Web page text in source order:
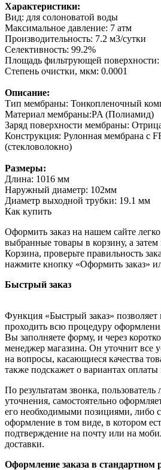
Характеристики:
Вид: для солоноватой воды
Максимальное давление: 7 атм
Производительность: 7.2 м3/сутки
Селективность: 99.2%
Площадь фильтрующей поверхности:
Степень очистки, мкм: 0.0001
Описание:
Тип мембраны: Тонкопленочный
Материал мембраны:PA (Полиамид)
Заряд поверхности мембраны:
Конструкция: Рулонная мембрана с
(стекловолокно)
Размеры:
Длина: 1016 мм
Наружный диаметр: 102мм
Диаметр выходной трубки: 19.1 мм
Как купить
Оформить заказ на нашем сайте
выбранные товары в корзину, а
Корзина, проверьте правильность
нажмите кнопку «Оформить заказ»
Быстрый заказ
Функция «Быстрый заказ»
проходить всю процедуру
Вы заполняете форму, и через
менеджер магазина. Он уточнит все
на вопросы, касающиеся качества
также подскажет о вариантах оплаты
По результатам звонка,
уточнения, самостоятельно
его необходимыми позициями, либо
оформление в том виде, в котором
подтверждение на почту или на
доставки.
Оформление заказа в стандартном